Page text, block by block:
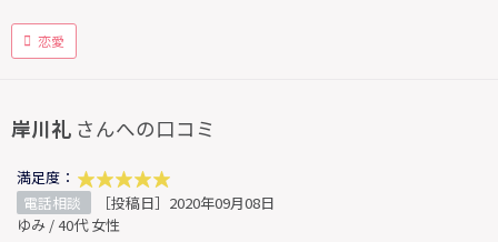
恋愛
岸川礼 さんへの口コミ
満足度：
電話相談
［投稿日］2020年09月08日
ゆみ / 40代 女性